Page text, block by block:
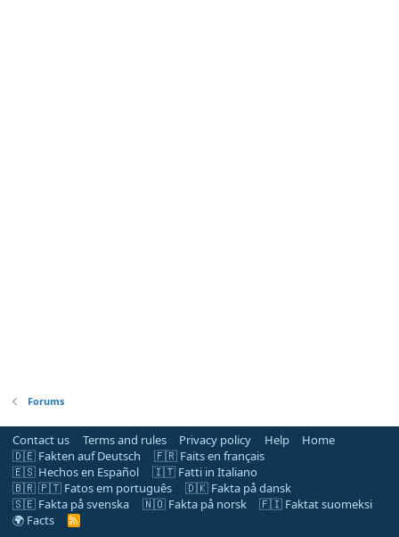
Forums
Contact us Terms and rules Privacy policy Help
Home
🇩🇪 Fakten auf Deutsch
🇫🇷 Faits en français
🇪🇸 Hechos en Español
🇮🇹 Fatti in Italiano
🇧🇷 🇵🇹 Fatos em português
🇩🇰 Fakta på dansk
🇸🇪 Fakta på svenska
🇳🇴 Fakta på norsk
🇫🇮 Faktat suomeksi
🌍 Facts
R